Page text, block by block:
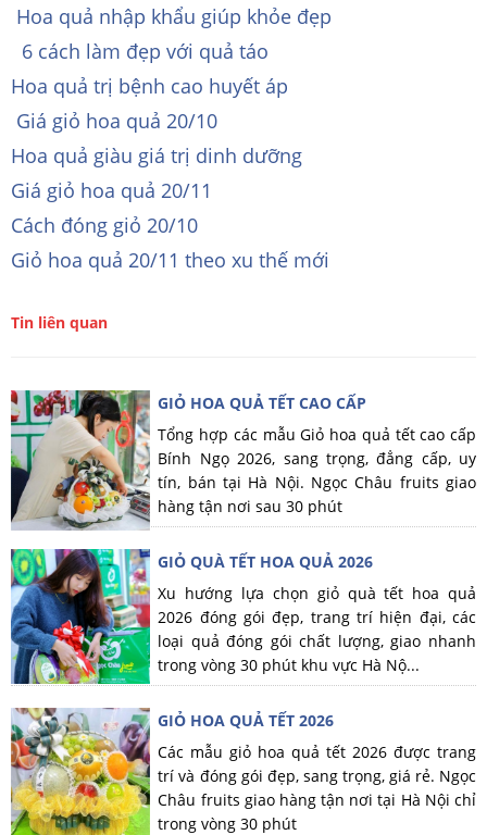
Hoa quả nhập khẩu giúp khỏe đẹp
6 cách làm đẹp với quả táo
Hoa quả trị bệnh cao huyết áp
Giá giỏ hoa quả 20/10
Hoa quả giàu giá trị dinh dưỡng
Giá giỏ hoa quả 20/11
Cách đóng giỏ 20/10
Giỏ hoa quả 20/11 theo xu thế mới
Tin liên quan
GIỎ HOA QUẢ TẾT CAO CẤP
Tổng hợp các mẫu Giỏ hoa quả tết cao cấp
Bính Ngọ 2026, sang trọng, đẳng cấp, uy
tín, bán tại Hà Nội. Ngọc Châu fruits giao
hàng tận nơi sau 30 phút
GIỎ QUÀ TẾT HOA QUẢ 2026
Xu hướng lựa chọn giỏ quà tết hoa quả
2026 đóng gói đẹp, trang trí hiện đại, các
loại quả đóng gói chất lượng, giao nhanh
trong vòng 30 phút khu vực Hà Nộ...
GIỎ HOA QUẢ TẾT 2026
Các mẫu giỏ hoa quả tết 2026 được trang
trí và đóng gói đẹp, sang trọng, giá rẻ. Ngọc
Châu fruits giao hàng tận nơi tại Hà Nội chỉ
trong vòng 30 phút